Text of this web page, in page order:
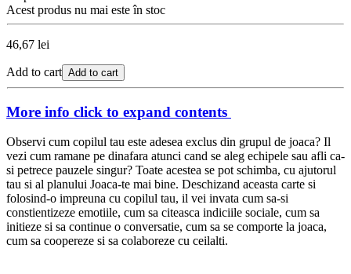
Acest produs nu mai este în stoc
46,67 lei
Add to cart Add to cart
More info click to expand contents
Observi cum copilul tau este adesea exclus din grupul de joaca? Il
vezi cum ramane pe dinafara atunci cand se aleg echipele sau afli ca-
si petrece pauzele singur? Toate acestea se pot schimba, cu ajutorul
tau si al planului Joaca-te mai bine. Deschizand aceasta carte si
folosind-o impreuna cu copilul tau, il vei invata cum sa-si
constientizeze emotiile, cum sa citeasca indiciile sociale, cum sa
initieze si sa continue o conversatie, cum sa se comporte la joaca,
cum sa coopereze si sa colaboreze cu ceilalti.